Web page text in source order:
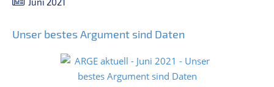
Unser bestes Argument sind Daten